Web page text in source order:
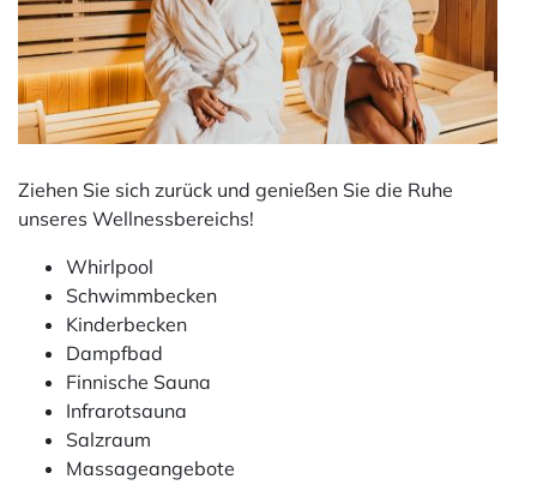
Ziehen Sie sich zurück und genießen Sie die Ruhe
unseres Wellnessbereichs!
Whirlpool
Schwimmbecken
Kinderbecken
Dampfbad
Finnische Sauna
Infrarotsauna
Salzraum
Massageangebote